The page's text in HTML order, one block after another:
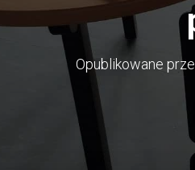
Opublikowane